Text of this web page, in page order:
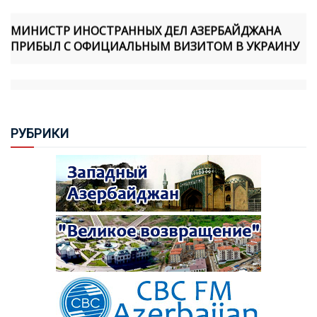
ПРИБЫЛ С ОФИЦИАЛЬНЫМ ВИЗИТОМ В УКРАИНУ
САБИНА АЛИЕВА: МИННАЯ ОПАСНОСТЬ ОСТАЕТСЯ
СЕРЬЕЗНОЙ УГРОЗОЙ ДЛЯ АЗЕРБАЙДЖАНА
ПОЧЕМУ ВИЗИТ ПРЕЗИДЕНТА ИЛЬХАМА АЛИЕВА В
КЫРГЫЗСТАН СТАЛ СОБЫТИЕМ СТРАТЕГИЧЕСКОГО
МАСШТАБА
РУБРИКИ